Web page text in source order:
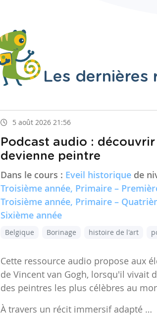
Les dernières
5 août 2026 21:56
Podcast audio :
devienne peintre
Dans le cours : Eveil historique de
Troisième année, Primaire –
Troisième année, Primaire –
Sixième année
Belgique Borinage histoire de l'art
Cette ressource audio propose aux
de Vincent van Gogh, lorsqu'il vivait
des peintres les plus célèbres au
À travers un récit immersif adapté …